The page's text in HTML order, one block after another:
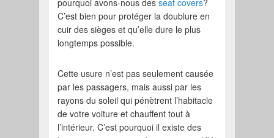
C’est bien pour protéger la doublure en
cuir des sièges et qu’elle dure le plus
longtemps possible.
Cette usure n’est pas seulement causée
par les passagers, mais aussi par les
rayons du soleil qui pénètrent l’habitacle
de votre voiture et chauffent tout à
l’intérieur. C’est pourquoi il existe des